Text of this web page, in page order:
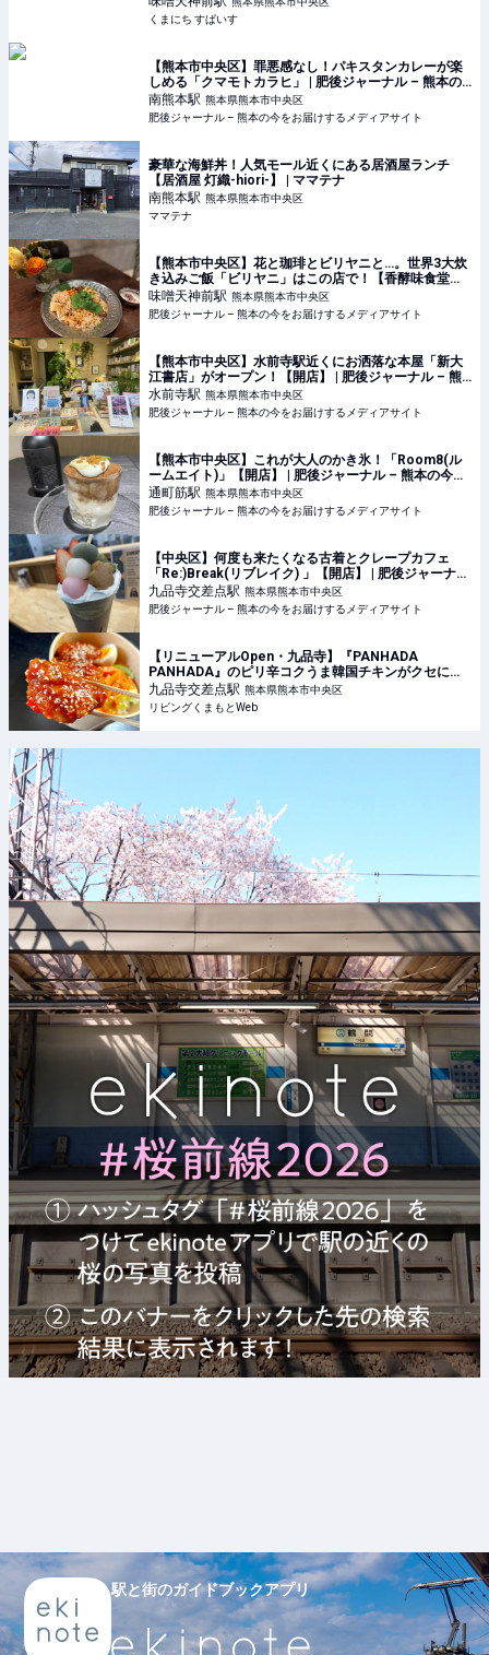
くまにち すぱいす
【熊本市中央区】罪悪感なし！パキスタンカレーが楽
しめる「クマモトカラヒ」 | 肥後ジャーナル – 熊本の
今をお届けするメディアサイト
南熊本駅 熊本県熊本市中央区
肥後ジャーナル – 熊本の今をお届けするメディアサイト
豪華な海鮮丼！人気モール近くにある居酒屋ランチ
【居酒屋 灯織-hiori-】 | ママテナ
南熊本駅 熊本県熊本市中央区
ママテナ
【熊本市中央区】花と珈琲とビリヤニと…。世界3大炊
き込みご飯「ビリヤニ」はこの店で！【香酵味食堂】 |
肥後ジャーナル – 熊本の今をお届けするメディアサイ
ト
味噌天神前駅 熊本県熊本市中央区
肥後ジャーナル – 熊本の今をお届けするメディアサイト
【熊本市中央区】水前寺駅近くにお洒落な本屋「新大
江書店」がオープン！【開店】 | 肥後ジャーナル – 熊
本の今をお届けするメディアサイト
水前寺駅 熊本県熊本市中央区
肥後ジャーナル – 熊本の今をお届けするメディアサイト
【熊本市中央区】これが大人のかき氷！「Room8(ル
ームエイト)」【開店】 | 肥後ジャーナル – 熊本の今を
お届けするメディアサイト
通町筋駅 熊本県熊本市中央区
肥後ジャーナル – 熊本の今をお届けするメディアサイト
【中央区】何度も来たくなる古着とクレープカフェ
「Re:)Break(リブレイク) 」【開店】 | 肥後ジャーナル
– 熊本の今をお届けするメディアサイト
九品寺交差点駅 熊本県熊本市中央区
肥後ジャーナル – 熊本の今をお届けするメディアサイト
【リニューアルOpen・九品寺】『PANHADA
PANHADA』のピリ辛コクうま韓国チキンがクセにな
る
九品寺交差点駅 熊本県熊本市中央区
リビングくまもとWeb
駅と街のガイドブックアプリ